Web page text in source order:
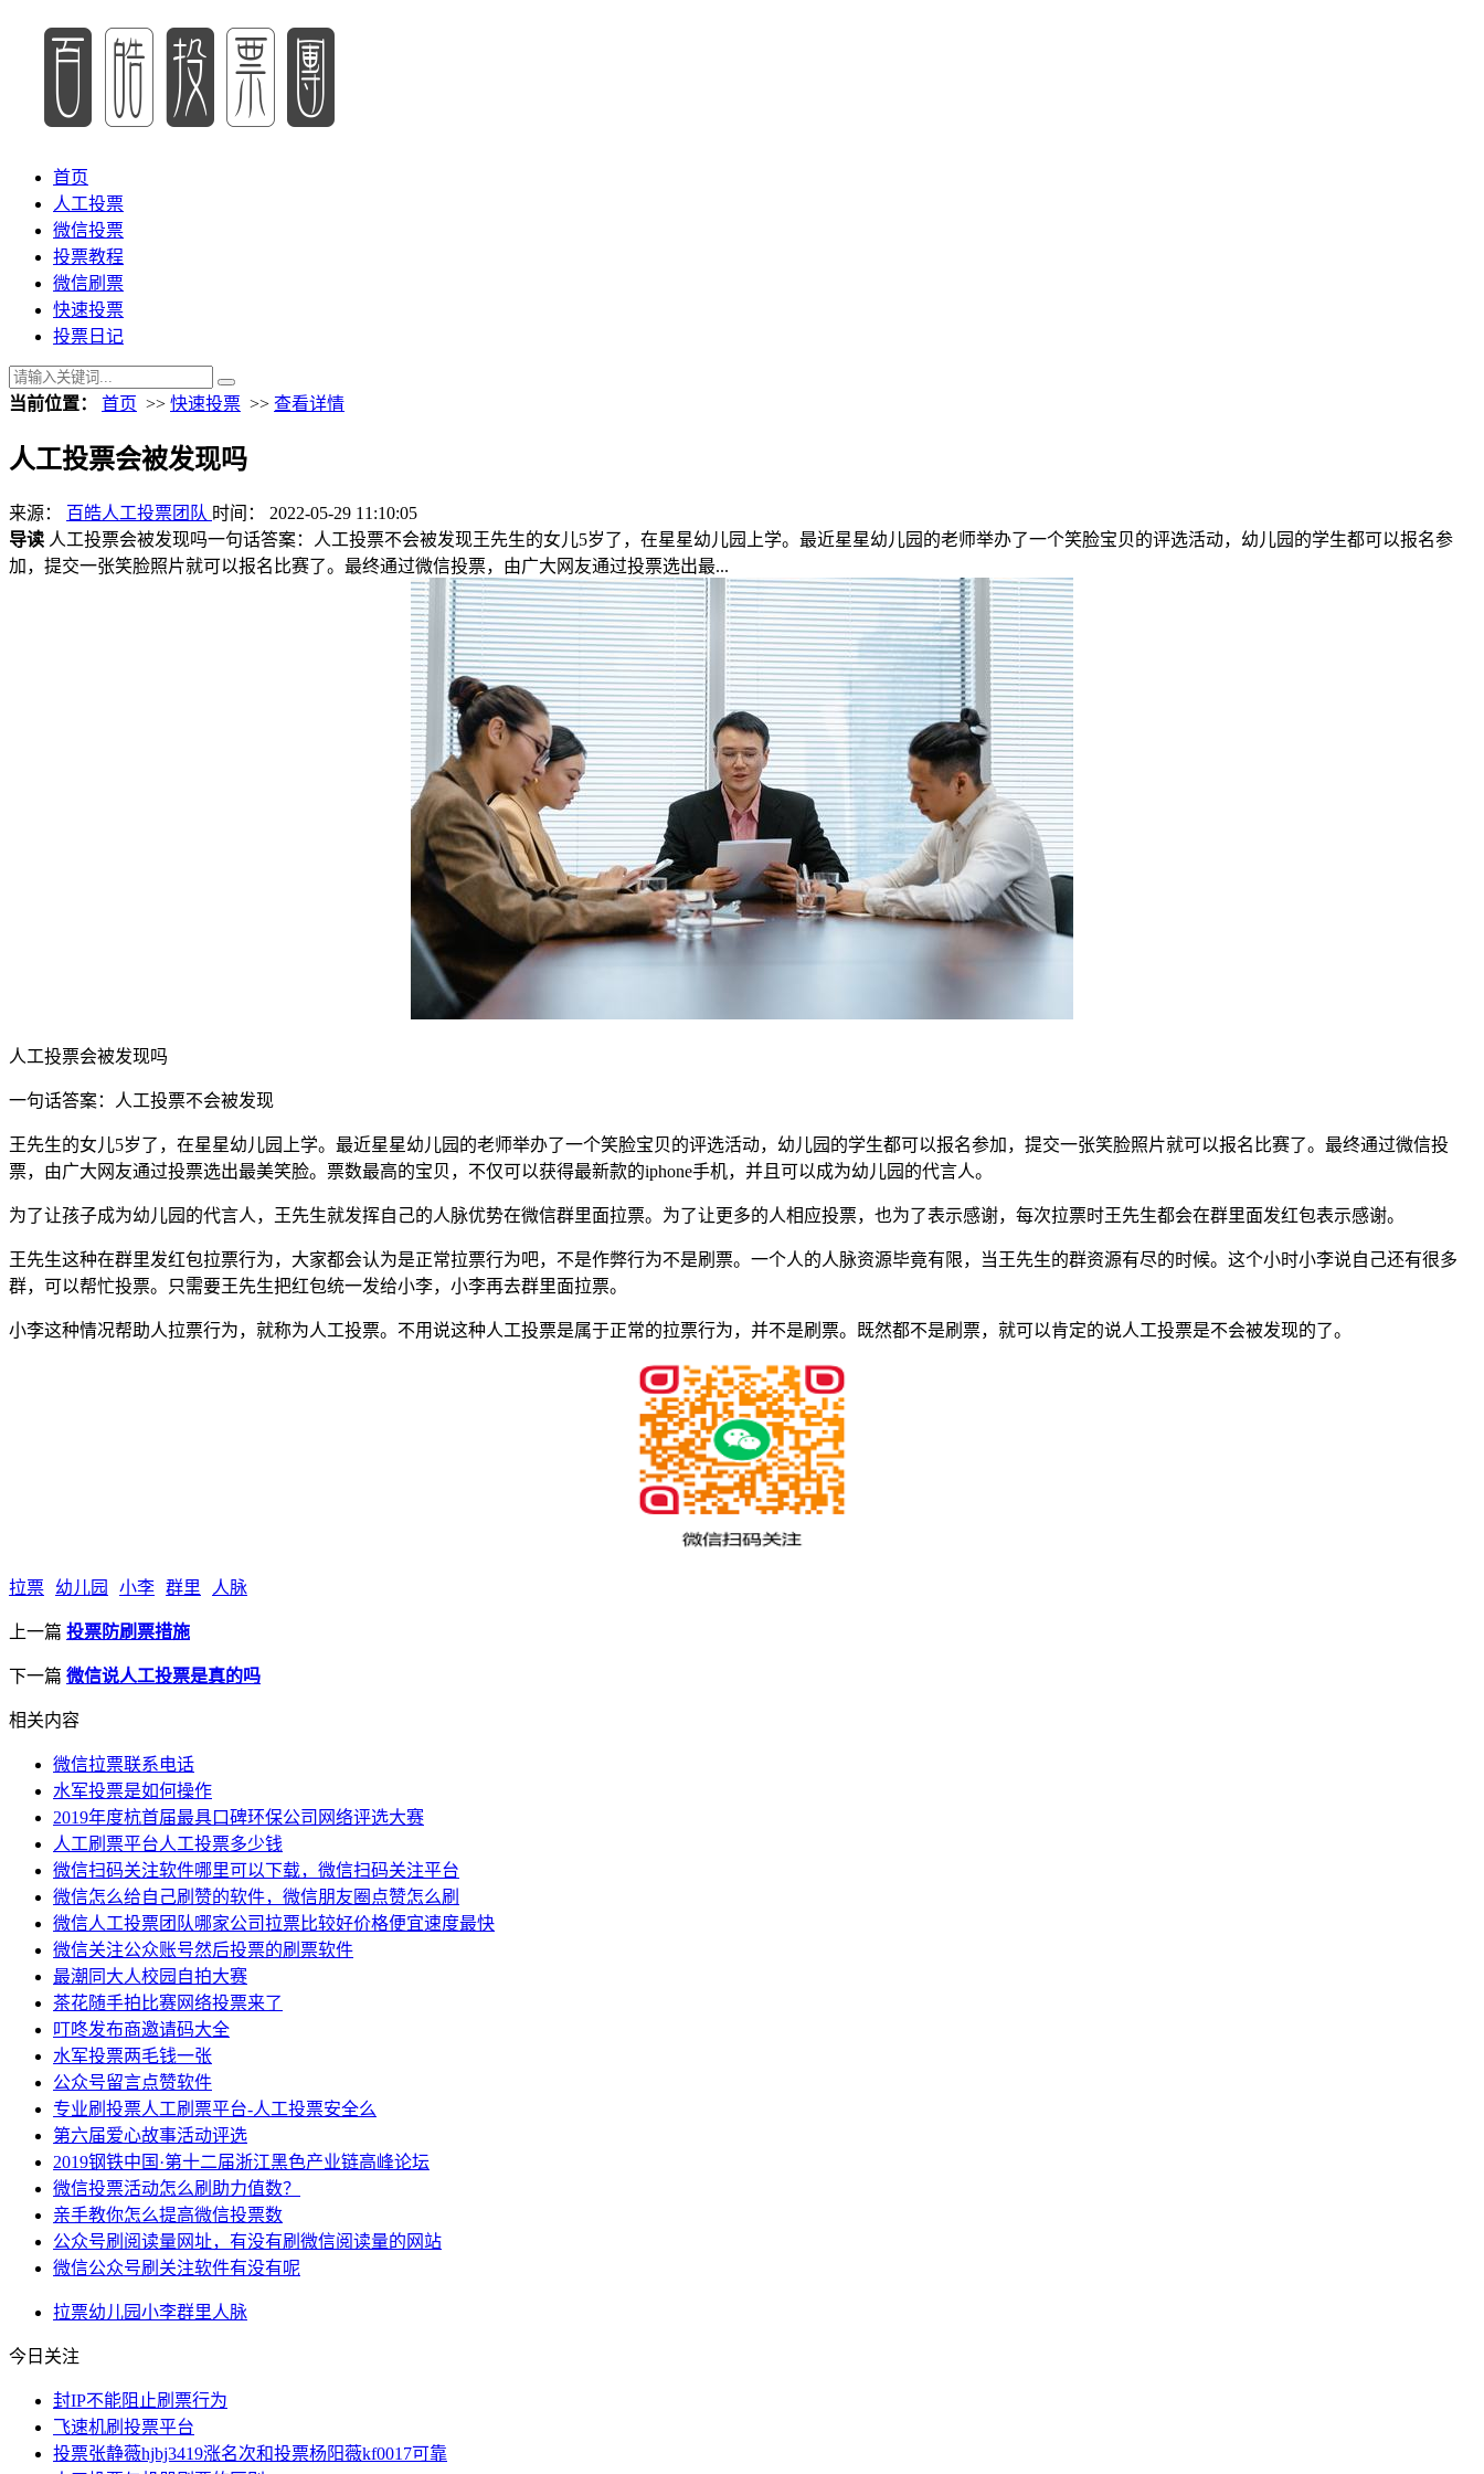
首页
人工投票
微信投票
投票教程
微信刷票
快速投票
投票日记
当前位置： 首页 >> 快速投票 >> 查看详情
人工投票会被发现吗
来源： 百皓人工投票团队 时间： 2022-05-29 11:10:05
导读 人工投票会被发现吗一句话答案：人工投票不会被发现王先生的女儿5岁了，在星星幼儿园上学。最近星星幼儿园的老师举办了一个笑脸宝贝的评选活动，幼儿园的学生都可以报名参
加，提交一张笑脸照片就可以报名比赛了。最终通过微信投票，由广大网友通过投票选出最...
人工投票会被发现吗
一句话答案：人工投票不会被发现
王先生的女儿5岁了，在星星幼儿园上学。最近星星幼儿园的老师举办了一个笑脸宝贝的评选活动，幼儿园的学生都可以报名参加，提交一张笑脸照片就可以报名比赛了。最终通过微信投
票，由广大网友通过投票选出最美笑脸。票数最高的宝贝，不仅可以获得最新款的iphone手机，并且可以成为幼儿园的代言人。
为了让孩子成为幼儿园的代言人，王先生就发挥自己的人脉优势在微信群里面拉票。为了让更多的人相应投票，也为了表示感谢，每次拉票时王先生都会在群里面发红包表示感谢。
王先生这种在群里发红包拉票行为，大家都会认为是正常拉票行为吧，不是作弊行为不是刷票。一个人的人脉资源毕竟有限，当王先生的群资源有尽的时候。这个小时小李说自己还有很多
群，可以帮忙投票。只需要王先生把红包统一发给小李，小李再去群里面拉票。
小李这种情况帮助人拉票行为，就称为人工投票。不用说这种人工投票是属于正常的拉票行为，并不是刷票。既然都不是刷票，就可以肯定的说人工投票是不会被发现的了。
拉票 幼儿园 小李 群里 人脉
上一篇 投票防刷票措施
下一篇 微信说人工投票是真的吗
相关内容
微信拉票联系电话
水军投票是如何操作
2019年度杭首届最具口碑环保公司网络评选大赛
人工刷票平台人工投票多少钱
微信扫码关注软件哪里可以下载，微信扫码关注平台
微信怎么给自己刷赞的软件，微信朋友圈点赞怎么刷
微信人工投票团队哪家公司拉票比较好价格便宜速度最快
微信关注公众账号然后投票的刷票软件
最潮同大人校园自拍大赛
茶花随手拍比赛网络投票来了
叮咚发布商邀请码大全
水军投票两毛钱一张
公众号留言点赞软件
专业刷投票人工刷票平台-人工投票安全么
第六届爱心故事活动评选
2019钢铁中国·第十二届浙江黑色产业链高峰论坛
微信投票活动怎么刷助力值数？
亲手教你怎么提高微信投票数
公众号刷阅读量网址，有没有刷微信阅读量的网站
微信公众号刷关注软件有没有呢
拉票幼儿园小李群里人脉
今日关注
封IP不能阻止刷票行为
飞速机刷投票平台
投票张静薇hjbj3419涨名次和投票杨阳薇kf0017可靠